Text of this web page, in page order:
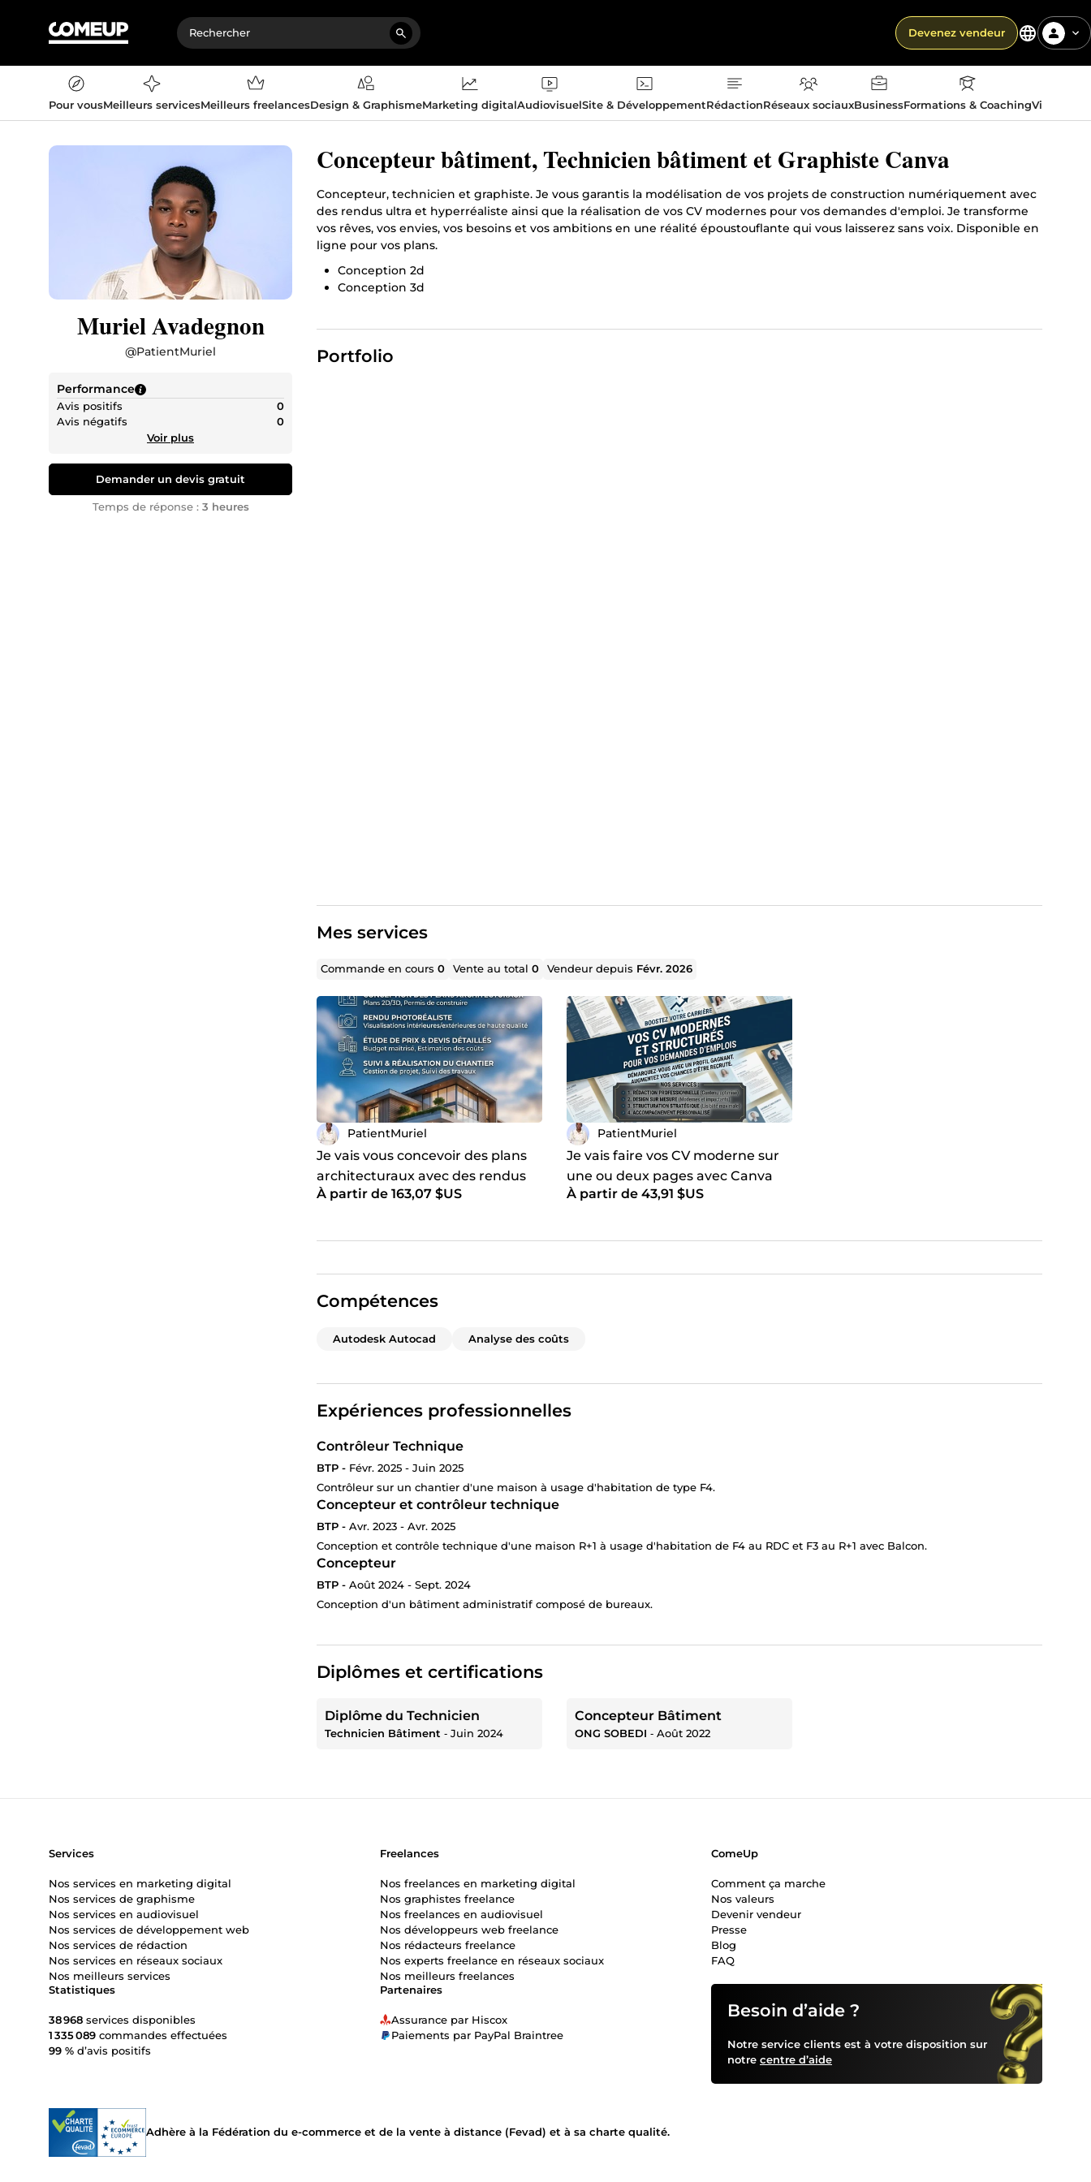
Devenez vendeur
Pour vousMeilleurs servicesMeilleurs freelancesDesign & GraphismeMarketing digitalAudiovisuelSite & DéveloppementRédactionRéseaux sociauxBusinessFormations & CoachingVie
Muriel Avadegnon
@PatientMuriel
Performance
Avis positifs
0
Avis négatifs
0
Voir plus
Demander un devis gratuit
Temps de réponse : 3 heures
Concepteur bâtiment, Technicien bâtiment et Graphiste Canva
Concepteur, technicien et graphiste. Je vous garantis la modélisation de vos projets de construction numériquement avec
des rendus ultra et hyperréaliste ainsi que la réalisation de vos CV modernes pour vos demandes d'emploi. Je transforme
vos rêves, vos envies, vos besoins et vos ambitions en une réalité époustouflante qui vous laisserez sans voix. Disponible en
ligne pour vos plans.
Conception 2d
Conception 3d
L'architecture
Portfolio
Mes services
Commande en cours0 Vente au total0 Vendeur depuis Févr. 2026
PatientMuriel
Je vais vous concevoir des plans
architecturaux avec des rendus
photoréaliste
À partir de 163,07 $US
PatientMuriel
Je vais faire vos CV moderne sur
une ou deux pages avec Canva
À partir de 43,91 $US
Compétences
Autodesk Autocad Analyse des coûts
Expériences professionnelles
Contrôleur Technique
BTP - Févr. 2025 - Juin 2025
Contrôleur sur un chantier d'une maison à usage d'habitation de type F4.
Concepteur et contrôleur technique
BTP - Avr. 2023 - Avr. 2025
Conception et contrôle technique d'une maison R+1 à usage d'habitation de F4 au RDC et F3 au R+1 avec Balcon.
Concepteur
BTP - Août 2024 - Sept. 2024
Conception d'un bâtiment administratif composé de bureaux.
Diplômes et certifications
Diplôme du Technicien
Technicien Bâtiment ‐ Juin 2024
Concepteur Bâtiment
ONG SOBEDI ‐ Août 2022
Besoin d’aide ?
Notre service clients est à votre disposition sur
notre centre d’aide
Partenaires
Assurance par Hiscox
Paiements par PayPal Braintree
Statistiques
38 968 services disponibles
1 335 089 commandes effectuées
99 % d’avis positifs
Services
Nos services en marketing digital
Nos services de graphisme
Nos services en audiovisuel
Nos services de développement web
Nos services de rédaction
Nos services en réseaux sociaux
Nos meilleurs services
Freelances
Nos freelances en marketing digital
Nos graphistes freelance
Nos freelances en audiovisuel
Nos développeurs web freelance
Nos rédacteurs freelance
Nos experts freelance en réseaux sociaux
Nos meilleurs freelances
ComeUp
Comment ça marche
Nos valeurs
Devenir vendeur
Presse
Blog
FAQ
Adhère à la Fédération du e-commerce et de la vente à distance (Fevad) et à sa charte qualité.